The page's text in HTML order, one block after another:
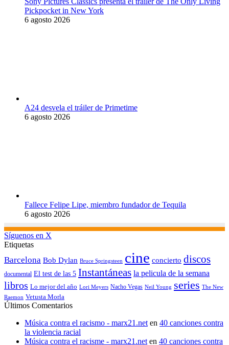
Pickpocket in New York
6 agosto 2026
A24 desvela el tráiler de Primetime
6 agosto 2026
Fallece Felipe Lipe, miembro fundador de Tequila
6 agosto 2026
Síguenos en X
Etiquetas
Barcelona Bob Dylan Bruce Springsteen cine concierto discos
documental El test de las 5 Instantáneas la pelicula de la semana
libros Lo mejor del año Lori Meyers Nacho Vegas Neil Young series The New
Raemon Vetusta Morla
Últimos Comentarios
Música contra el racismo - marx21.neten 40 canciones contra
la violencia racial
Música contra el racisme - marx21.neten 40 canciones contra